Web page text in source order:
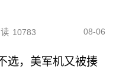
10783 08-06
选，美军机又被揍